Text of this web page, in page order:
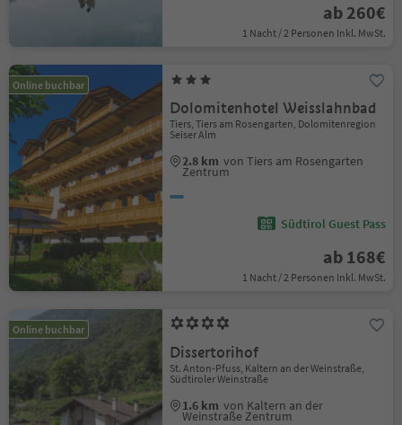
ab 260€
1 Nacht / 2 Personen Inkl. MwSt.
Online buchbar
Dolomitenhotel Weisslahnbad
Tiers, Tiers am Rosengarten, Dolomitenregion
Seiser Alm
2.8 km von Tiers am Rosengarten
Zentrum
Südtirol Guest Pass
ab 168€
1 Nacht / 2 Personen Inkl. MwSt.
Online buchbar
Dissertorihof
St. Anton-Pfuss, Kaltern an der Weinstraße,
Südtiroler Weinstraße
1.6 km von Kaltern an der
Weinstraße Zentrum